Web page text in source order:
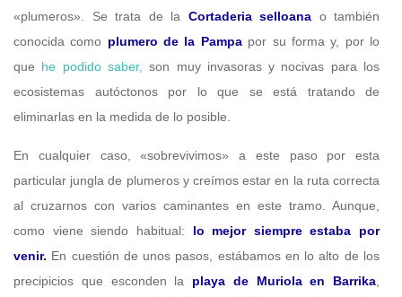
«plumeros». Se trata de la Cortaderia selloana o también
conocida como plumero de la Pampapor su forma y, por lo
que he podido saber, son muy invasoras y nocivas para los
ecosistemas autóctonos por lo que se está tratando de
eliminarlas en la medida de lo posible.
En cualquier caso, «sobrevivimos» a este paso por esta
particular jungla de plumeros y creímos estar en la ruta correcta
al cruzarnos con varios caminantes en este tramo. Aunque,
como viene siendo habitual: lo mejor siempre estaba por
venir. En cuestión de unos pasos, estábamos en lo alto de los
precipicios que esconden la playa de Muriola en Barrika,